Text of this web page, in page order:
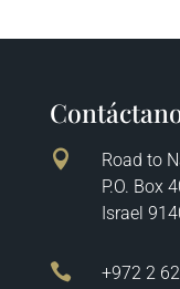

Road to
P.O. Box
Israel
 +972 2